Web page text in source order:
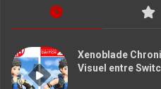
Xenoblade
Visuel entre